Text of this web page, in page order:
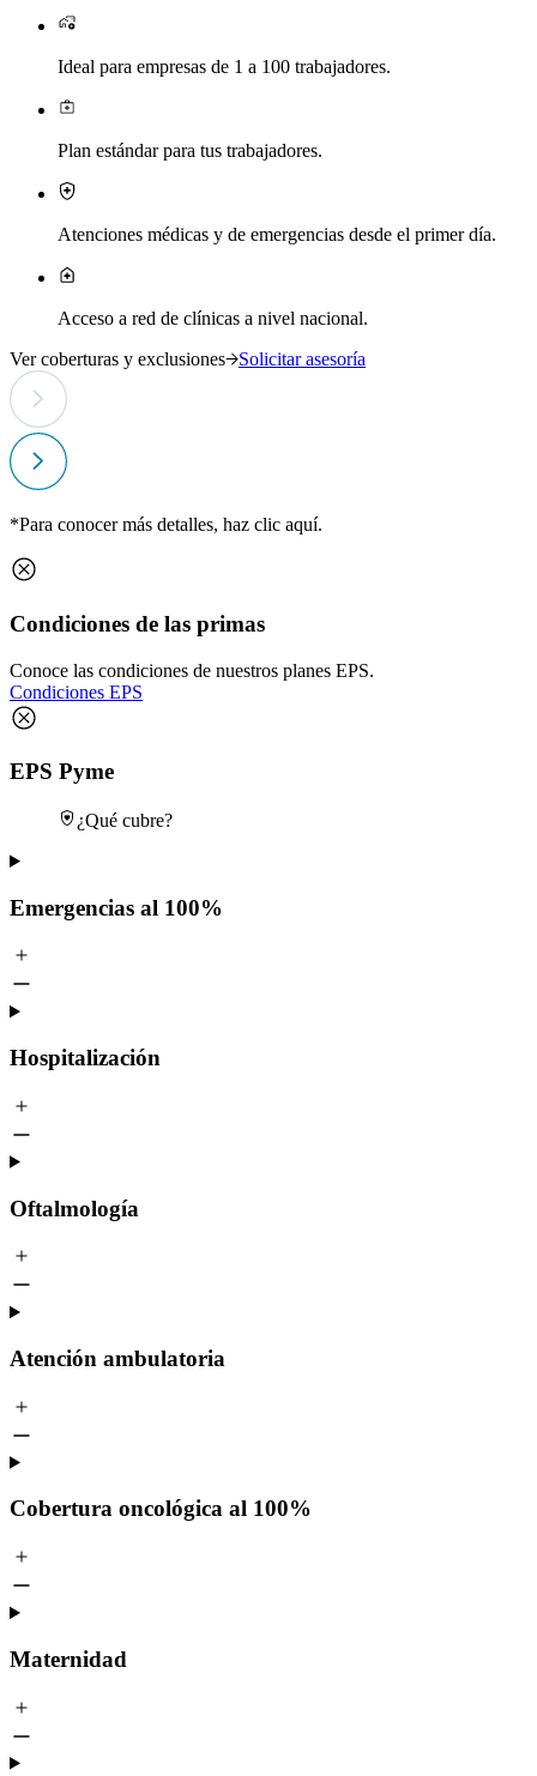
Ideal para empresas de 1 a 100 trabajadores.
Plan estándar para tus trabajadores.
Atenciones médicas y de emergencias desde el primer día.
Acceso a red de clínicas a nivel nacional.
Ver coberturas y exclusiones
Solicitar asesoría
*Para conocer más detalles, haz clic aquí.
Condiciones de las primas
Conoce las condiciones de nuestros planes EPS.
Condiciones EPS
EPS Pyme
¿Qué cubre?
Emergencias al 100%
Hospitalización
Oftalmología
Atención ambulatoria
Cobertura oncológica al 100%
Maternidad